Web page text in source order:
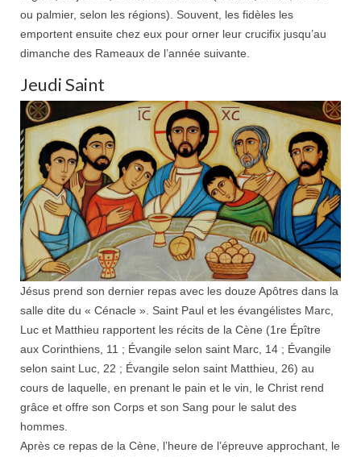
ou palmier, selon les régions). Souvent, les fidèles les
emportent ensuite chez eux pour orner leur crucifix jusqu’au
dimanche des Rameaux de l’année suivante.
Jeudi Saint
Jésus prend son dernier repas avec les douze Apôtres dans la
salle dite du « Cénacle ». Saint Paul et les évangélistes Marc,
Luc et Matthieu rapportent les récits de la Cène (1re Épître
aux Corinthiens, 11 ; Évangile selon saint Marc, 14 ; Évangile
selon saint Luc, 22 ; Évangile selon saint Matthieu, 26) au
cours de laquelle, en prenant le pain et le vin, le Christ rend
grâce et offre son Corps et son Sang pour le salut des
hommes.
Après ce repas de la Cène, l’heure de l’épreuve approchant, le